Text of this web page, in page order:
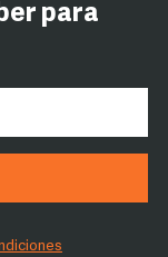
para